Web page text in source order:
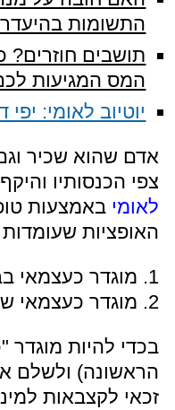
התשומות בהיעדר
תושבים חוזרים?
המס המגיעות
יוטיוב לאומי: יפי
אדם שהוא שכיר
צפי הכנסותיו
לאומי באמצעות
האופציות שעומדות
1. מוגדר כעצמאי בביטוח לאומי.
2. מוגדר כעצמאי שאינו עונה להגדרה.
בכדי להיות מוגדר
הראשונה) ולשלם
זכאי לקצבאות